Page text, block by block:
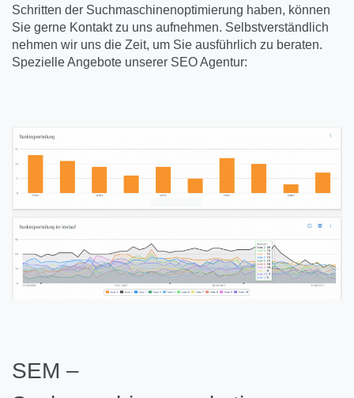
Schritten der Suchmaschinenoptimierung haben, können
Sie gerne Kontakt zu uns aufnehmen. Selbstverständlich
nehmen wir uns die Zeit, um Sie ausführlich zu beraten.
Spezielle Angebote unserer SEO Agentur:
SEM –